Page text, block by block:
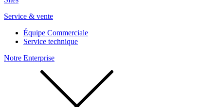
Service & vente
Équipe Commerciale
Service technique
Notre Enterprise